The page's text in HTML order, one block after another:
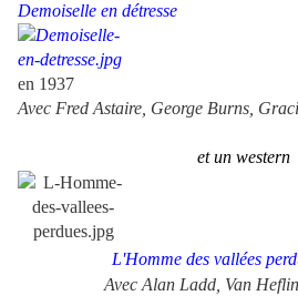
Demoiselle en détresse
en 1937
Avec Fred Astaire, George Burns,
et un western
L'Homme des vallées
Avec Alan Ladd, Van